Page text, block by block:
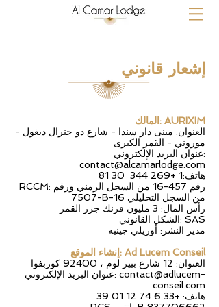
إشعار قانوني
المالك: AURIXIM
العنوان: مبنى دار سندا - شارع دو جنرال ديغول -
موروني - القمر الكبرى
عنوان البريد الإلكتروني:
contact@alcamarlodge.com
هاتف:1 +269 344 30 81
RCCM: رقم 457-16 من السجل الزمني ورقم
7507-B-16 من السجل التحليلي
رأس المال: 3 مليون فرنك جزر القمر
الشكل القانوني: SAS
مدير النشر: أوريلي جينيه
إنشاء الموقع: Ad Lucem Conseil
العنوان: 12 شارع بيير لوم ، 92400 كوربفوا
عنوان البريد الإلكتروني: contact@adlucem-
conseil.com
هاتف: +33 6 74 12 01 39